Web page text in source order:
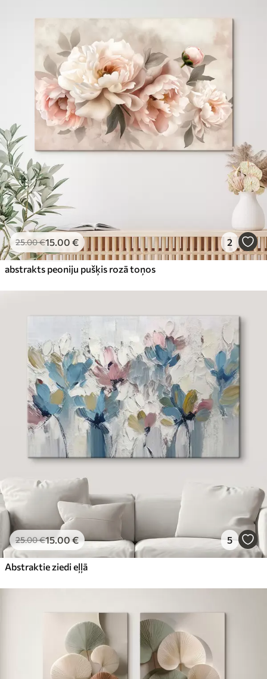
25.00€15.00 € 2
abstrakts peoniju pušķis rozā toņos
25.00€15.00€ 5
Abstraktie ziedi eļļā